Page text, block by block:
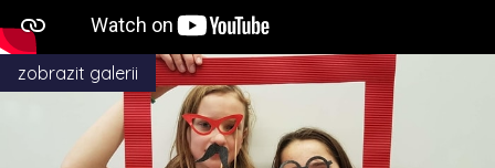
zobrazit galerii